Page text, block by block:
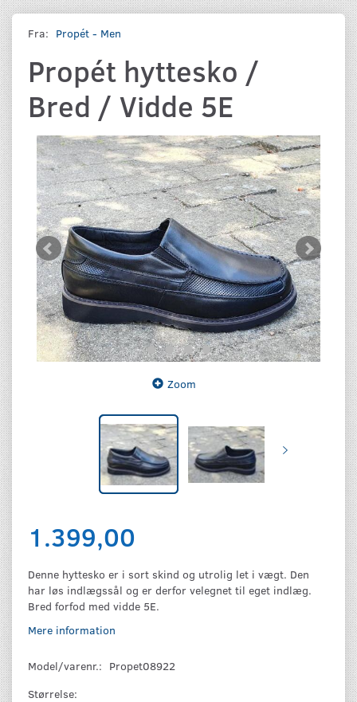
Fra: Propét - Men
Propét hyttesko /
Bred / Vidde 5E
Zoom
1.399,00
Denne hyttesko er i sort skind og utrolig let i vægt. Den
har løs indlægssål og er derfor velegnet til eget indlæg.
Bred forfod med vidde 5E.
Mere information
Model/varenr.: Propet08922
Størrelse: